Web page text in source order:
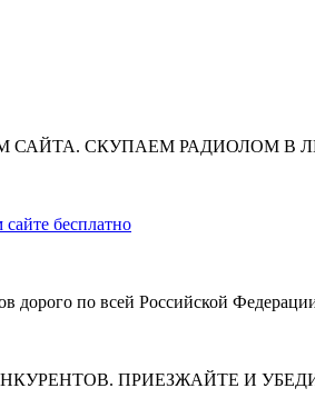
САЙТА. СКУПАЕМ РАДИОЛОМ В
бесплатно
дорого по всей Российской
ПРИЕЗЖАЙТЕ И